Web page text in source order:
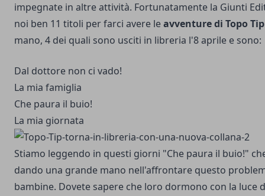
impegnate in altre attività. Fortunatamente la Giunti
noi ben 11 titoli per farci avere leavventure di Topo Tip
mano, 4 dei quali sono usciti in libreria l'8 aprile e sono:
Dal dottore non ci vado!
La mia famiglia
Che paura il buio!
La mia giornata
Stiamo leggendo in questi giorni "Che paura il buio!"
dando una grande mano nell'affrontare questo
bambine. Dovete sapere che loro dormono con la luce